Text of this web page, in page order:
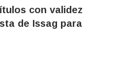
con validez
de Issag para